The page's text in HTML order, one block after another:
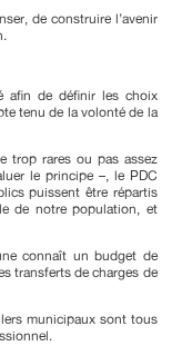
de construire l’avenir
afin de définir les choix
tenu de la volonté de la
trop rares ou pas assez
le principe –, le PDC
puissent être répartis
de notre population, et
connaît un budget de
transferts de charges de
municipaux sont tous